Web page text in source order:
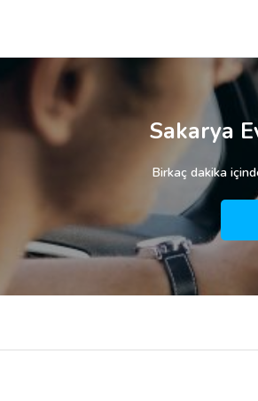
Sakarya
Birkaç dakika